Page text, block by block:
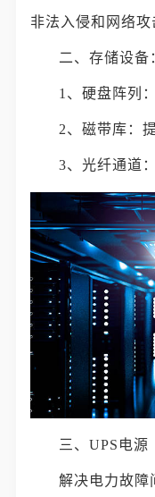
非法入侵和网络攻
二、存储设备
1、硬盘阵列
2、磁带库：
3、光纤通道
三、UPS电源
解决电力故障